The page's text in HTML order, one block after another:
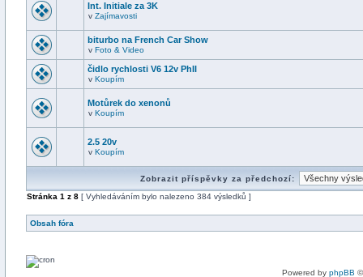
Int. Initiale za 3K
v Zajímavosti
biturbo na French Car Show
v Foto & Video
čidlo rychlosti V6 12v PhII
v Koupím
Motůrek do xenonů
v Koupím
2.5 20v
v Koupím
Zobrazit příspěvky za předchozí:
Stránka 1 z 8 [ Vyhledáváním bylo nalezeno 384 výsledků ]
Obsah fóra
Powered by phpBB